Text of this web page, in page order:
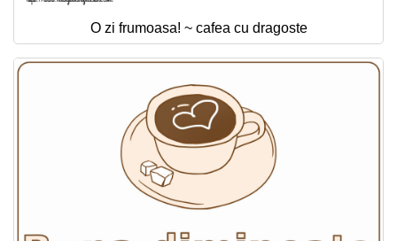
O zi frumoasa! ~ cafea cu dragoste